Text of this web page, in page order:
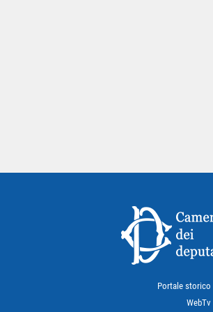
Portale storico
WebTv